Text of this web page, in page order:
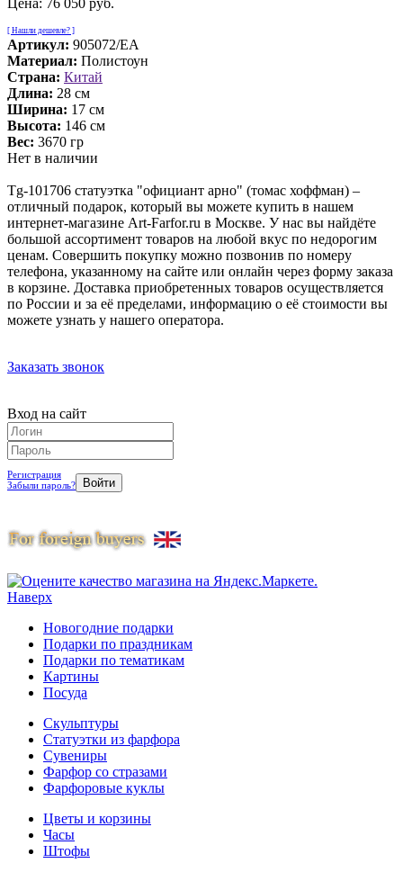
[ Нашли дешевле? ]
Артикул: 905072/EA
Материал: Полистоун
Страна: Китай
Длина: 28 см
Ширина: 17 см
Высота: 146 см
Вес: 3670 гр
Нет в наличии
Tg-101706 статуэтка "официант арно" (томас хоффман) –
отличный подарок, который вы можете купить в нашем
интернет-магазине Art-Farfor.ru в Москве. У нас вы найдёте
большой ассортимент товаров на любой вкус по недорогим
ценам. Совершить покупку можно позвонив по номеру
телефона, указанному на сайте или онлайн через форму заказа
в корзине. Доставка приобретенных товаров осуществляется
по России и за её пределами, информацию о её стоимости вы
можете узнать у нашего оператора.
Заказать звонок
Вход на сайт
Регистрация
Забыли пароль?
Наверх
Новогодние подарки
Подарки по праздникам
Подарки по тематикам
Картины
Посуда
Скульптуры
Статуэтки из фарфора
Сувениры
Фарфор со стразами
Фарфоровые куклы
Цветы и корзины
Часы
Штофы